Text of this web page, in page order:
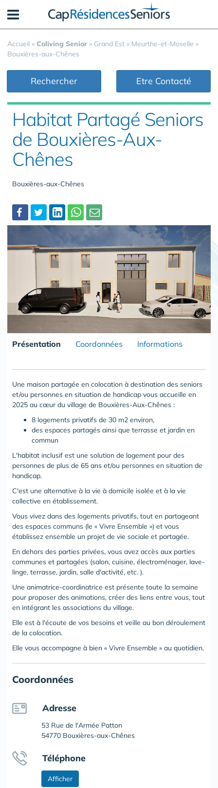
Accueil » Coliving Senior » Grand Est » Meurthe-et-Moselle »
Bouxières-aux-Chênes
Rechercher Etre Contacté
Habitat Partagé Seniors
de Bouxières-Aux-
Chênes
Bouxières-aux-Chênes
Partager
Présentation Coordonnées Informations
Une maison partagée en colocation à destination des seniors
et/ou personnes en situation de handicap vous accueille en
2025 au cœur du village de Bouxières-Aux-Chênes :
8 logements privatifs de 30 m2 environ,
des espaces partagés ainsi que terrasse et jardin en
commun
L'habitat inclusif est une solution de logement pour des
personnes de plus de 65 ans et/ou personnes en situation de
handicap.
C'est une alternative à la vie à domicile isolée et à la vie
collective en établissement.
Vous vivez dans des logements privatifs, tout en partageant
des espaces communs (le « Vivre Ensemble ») et vous
établissez ensemble un projet de vie sociale et partagée.
En dehors des parties privées, vous avez accès aux parties
communes et partagées (salon, cuisine, électroménager, lave-
linge, terrasse, jardin, salle d'activité, etc. ).
Une animatrice-coordinatrice est présente toute la semaine
pour proposer des animations, créer des liens entre vous, tout
en intégrant les associations du village.
Elle est à l'écoute de vos besoins et veille au bon déroulement
de la colocation.
Elle vous accompagne à bien « Vivre Ensemble » au quotidien.
Coordonnées
Adresse
53 Rue de l'Armée Patton
54770 Bouxières-aux-Chênes
Téléphone
Afficher